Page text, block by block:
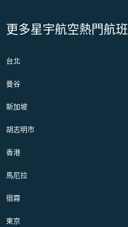
更多星宇航空熱門航班
台北
曼谷
新加坡
胡志明市
香港
馬尼拉
宿霧
東京